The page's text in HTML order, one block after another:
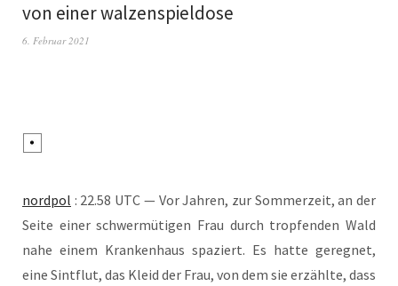
von einer walzenspieldose
6. Februar 2021
nord­pol : 22.58 UTC — Vor Jah­ren, zur Som­mer­zeit, an der
Sei­te einer schwer­mü­ti­gen Frau durch trop­fen­den Wald
nahe einem Kran­ken­haus spa­ziert. Es hat­te gereg­net,
eine Sint­flut, das Kleid der Frau, von dem sie erzähl­te, dass